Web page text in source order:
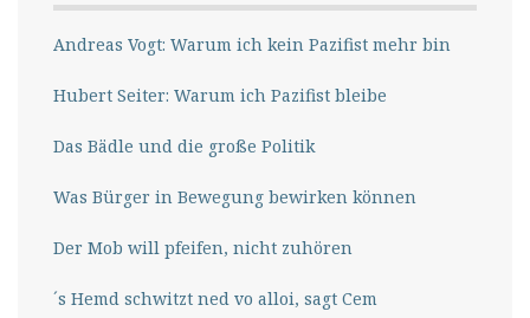
Andreas Vogt: Warum ich kein Pazifist mehr bin
Hubert Seiter: Warum ich Pazifist bleibe
Das Bädle und die große Politik
Was Bürger in Bewegung bewirken können
Der Mob will pfeifen, nicht zuhören
´s Hemd schwitzt ned vo alloi, sagt Cem